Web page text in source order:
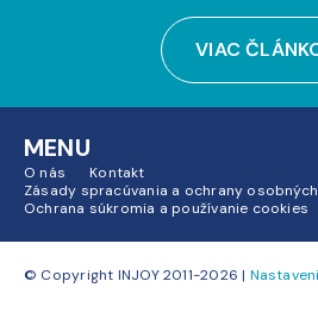
VIAC
MENU
O nás
Kontakt
Zásady spracúvania a ochrany
Ochrana súkromia a používanie cookies
© Copyright INJOY 2011-2026 |